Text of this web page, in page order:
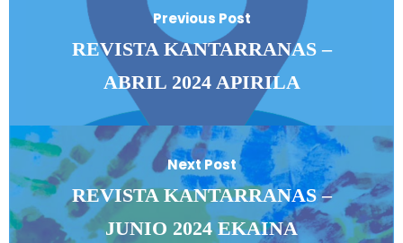
Previous Post
REVISTA KANTARRANAS –
ABRIL 2024 APIRILA
Next Post
REVISTA KANTARRANAS –
JUNIO 2024 EKAINA